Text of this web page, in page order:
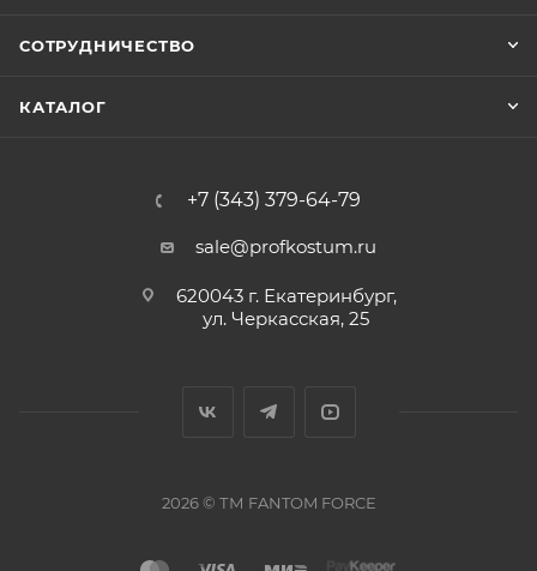
СОТРУДНИЧЕСТВО
КАТАЛОГ
+7 (343) 379-64-79
sale@profkostum.ru
620043 г. Екатеринбург,
ул. Черкасская, 25
2026 © ТМ FANTOM FORCЕ